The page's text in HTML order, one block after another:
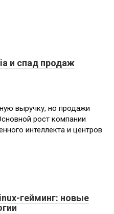
и спад продаж
выручку, но продажи
рост компании
интеллекта и центров
гейминг: новые